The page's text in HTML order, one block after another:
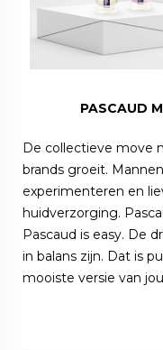
PASCAUD
De collectieve move
brands groeit.
experimenteren en
huidverzorging.
Pascaud is easy. De
in balans zijn. Dat is
mooiste versie van